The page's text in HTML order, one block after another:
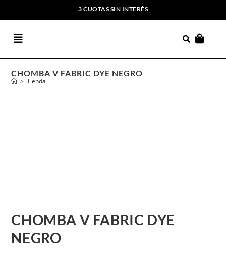
3 CUOTAS SIN INTERÉS
CHOMBA V FABRIC DYE NEGRO
> Tienda
CHOMBA V FABRIC DYE
NEGRO